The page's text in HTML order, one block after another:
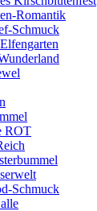
Romantik
Schmuck
ROT
Schmuck